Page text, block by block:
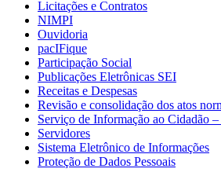
Licitações e Contratos
NIMPI
Ouvidoria
pacIFique
Participação Social
Publicações Eletrônicas SEI
Receitas e Despesas
Revisão e consolidação dos atos
Serviço de Informação ao Cidadão
Servidores
Sistema Eletrônico de Informações
Proteção de Dados Pessoais